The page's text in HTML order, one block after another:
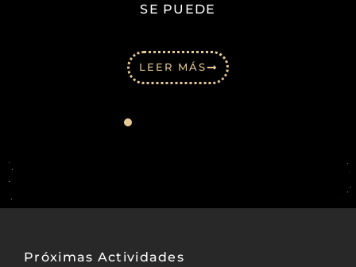
SE PUEDE
LEER MÁS
Próximas Actividades